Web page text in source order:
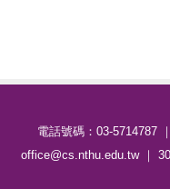
電話號碼：03-5714787
office@cs.nthu.edu.tw ｜